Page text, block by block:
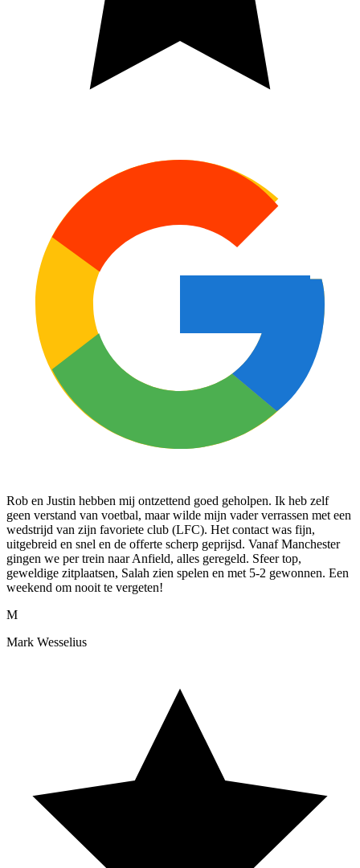
Rob en Justin hebben mij ontzettend goed geholpen. Ik heb zelf
geen verstand van voetbal, maar wilde mijn vader verrassen met een
wedstrijd van zijn favoriete club (LFC). Het contact was fijn,
uitgebreid en snel en de offerte scherp geprijsd. Vanaf Manchester
gingen we per trein naar Anfield, alles geregeld. Sfeer top,
geweldige zitplaatsen, Salah zien spelen en met 5-2 gewonnen. Een
weekend om nooit te vergeten!
M
Mark Wesselius